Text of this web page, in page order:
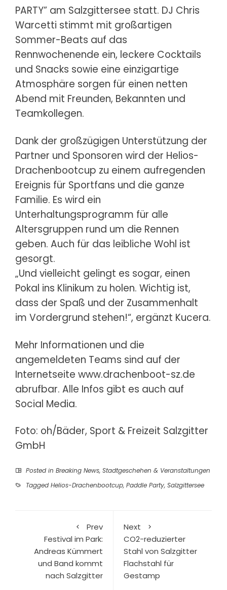
PARTY” am Salzgittersee statt. DJ Chris
Warcetti stimmt mit großartigen
Sommer-Beats auf das
Rennwochenende ein, leckere Cocktails
und Snacks sowie eine einzigartige
Atmosphäre sorgen für einen netten
Abend mit Freunden, Bekannten und
Teamkollegen.
Dank der großzügigen Unterstützung der
Partner und Sponsoren wird der Helios-
Drachenbootcup zu einem aufregenden
Ereignis für Sportfans und die ganze
Familie. Es wird ein
Unterhaltungsprogramm für alle
Altersgruppen rund um die Rennen
geben. Auch für das leibliche Wohl ist
gesorgt.
„Und vielleicht gelingt es sogar, einen
Pokal ins Klinikum zu holen. Wichtig ist,
dass der Spaß und der Zusammenhalt
im Vordergrund stehen!“, ergänzt Kucera.
Mehr Informationen und die
angemeldeten Teams sind auf der
Internetseite www.drachenboot-sz.de
abrufbar. Alle Infos gibt es auch auf
Social Media.
Foto: oh/Bäder, Sport & Freizeit Salzgitter
GmbH
Posted in Breaking News, Stadtgeschehen & Veranstaltungen
Tagged Helios-Drachenbootcup, Paddle Party, Salzgittersee
Prev
Festival im Park:
Andreas Kümmert
und Band kommt
nach Salzgitter
Next
CO2-reduzierter
Stahl von Salzgitter
Flachstahl für
Gestamp